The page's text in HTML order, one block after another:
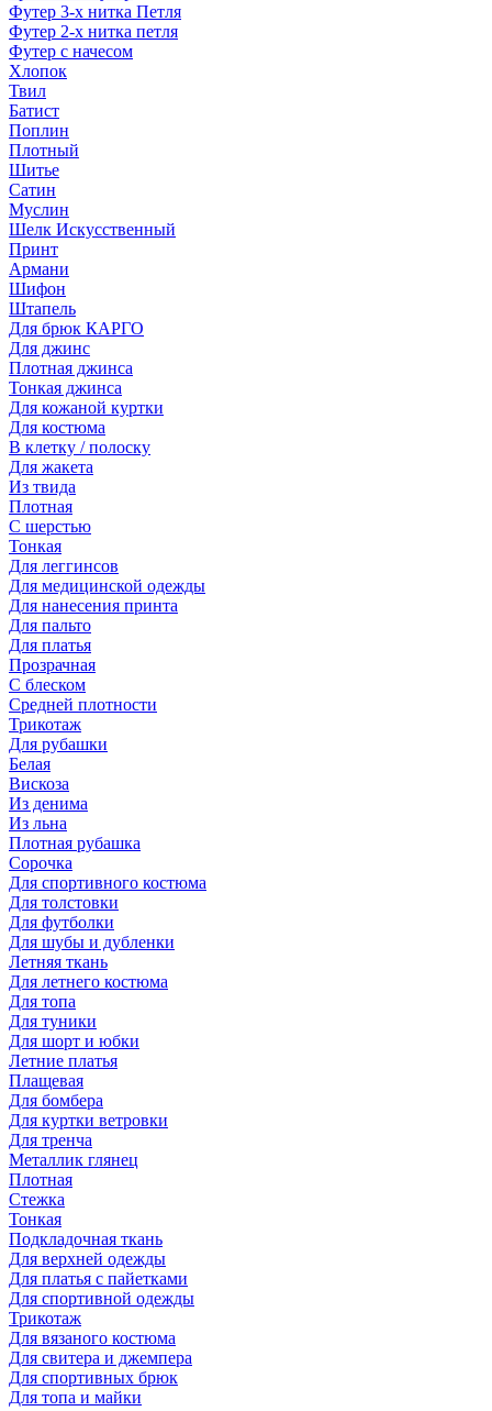
Футер 3-х нитка Петля
Футер 2-х нитка петля
Футер с начесом
Хлопок
Твил
Батист
Поплин
Плотный
Шитье
Сатин
Муслин
Шелк Искусственный
Принт
Армани
Шифон
Штапель
Для брюк КАРГО
Для джинс
Плотная джинса
Тонкая джинса
Для кожаной куртки
Для костюма
В клетку / полоску
Для жакета
Из твида
Плотная
С шерстью
Тонкая
Для леггинсов
Для медицинской одежды
Для нанесения принта
Для пальто
Для платья
Прозрачная
С блеском
Средней плотности
Трикотаж
Для рубашки
Белая
Вискоза
Из денима
Из льна
Плотная рубашка
Сорочка
Для спортивного костюма
Для толстовки
Для футболки
Для шубы и дубленки
Летняя ткань
Для летнего костюма
Для топа
Для туники
Для шорт и юбки
Летние платья
Плащевая
Для бомбера
Для куртки ветровки
Для тренча
Металлик глянец
Плотная
Стежка
Тонкая
Подкладочная ткань
Для верхней одежды
Для платья с пайетками
Для спортивной одежды
Трикотаж
Для вязаного костюма
Для свитера и джемпера
Для спортивных брюк
Для топа и майки